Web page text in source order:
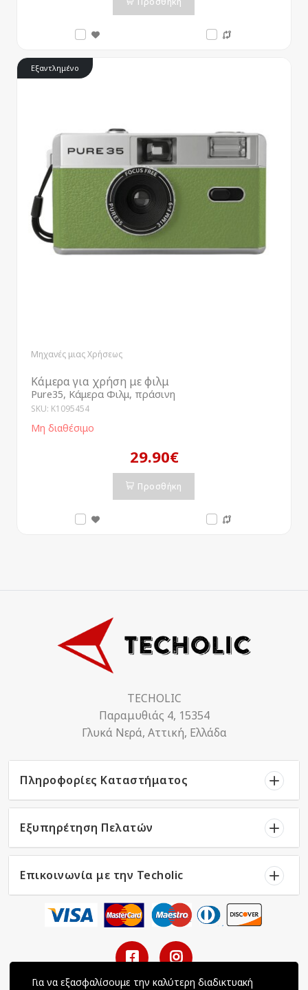
Εξαντλημένο
Μηχανές μιας Χρήσεως
Κάμερα για χρήση με φιλμ
Pure35, Κάμερα Φιλμ, πράσινη
SKU: K1095454
Μη διαθέσιμο
29.90€
Προσθήκη
TECHOLIC
Παραμυθιάς 4, 15354
Γλυκά Νερά, Αττική, Ελλάδα
Πληροφορίες Καταστήματος
Εξυπηρέτηση Πελατών
Επικοινωνία με την Techolic
Για να εξασφαλίσουμε την καλύτερη διαδικτυακή